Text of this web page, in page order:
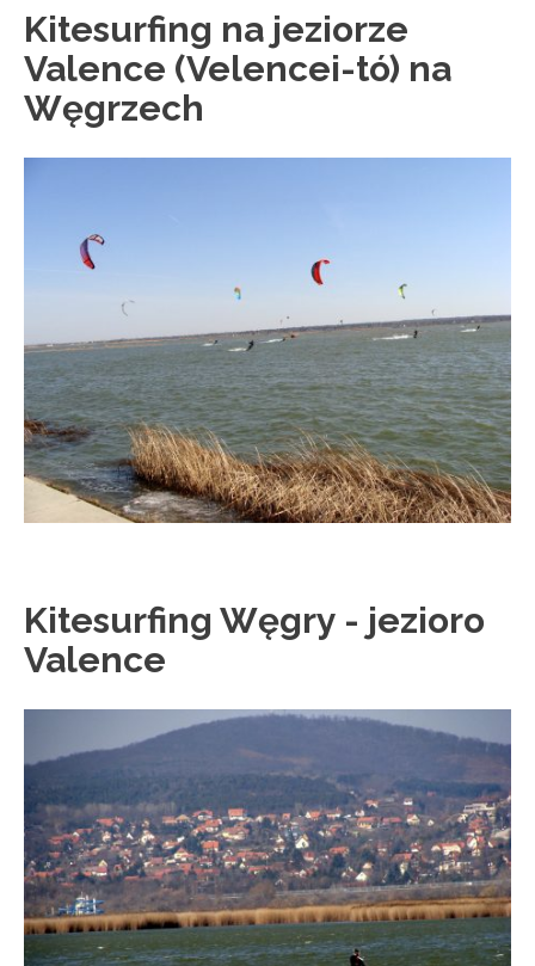
Kitesurfing na jeziorze
Valence (Velencei-tó) na
Węgrzech
Kitesurfing Węgry - jezioro
Valence